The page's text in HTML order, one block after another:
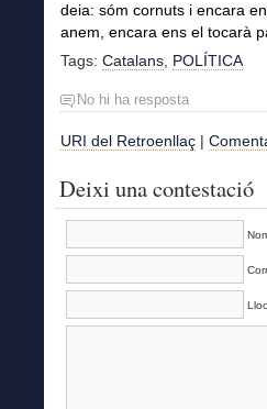
deia: sóm cornuts i encara
anem, encara ens el tocarà
Tags: Catalans POLÍTICA
No hi ha resposta
URI del Retroenllaç |
Deixi una contestació
Lloc